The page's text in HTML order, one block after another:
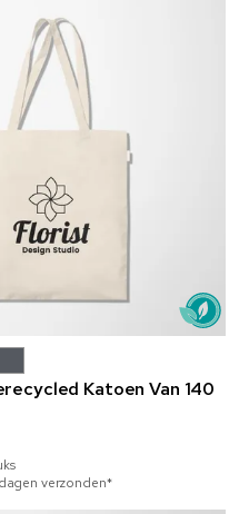
Katoen Van 140
verzonden*